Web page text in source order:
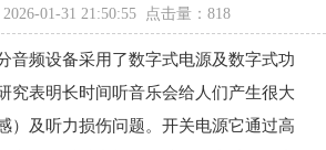
01-31 21:50:55 点击量： 818
频设备采用了数字式电源及数字式功
究表明长时间听音乐会给人们产生很大
）及听力损伤问题。开关电源它通过高